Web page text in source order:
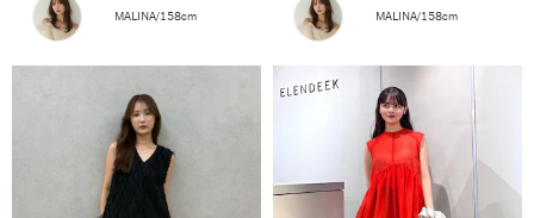
MALINA/158cm MALINA/158cm